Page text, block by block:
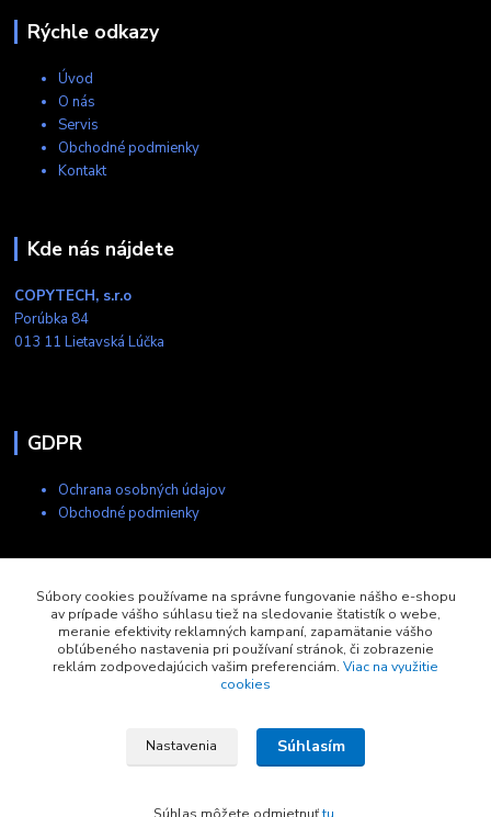
Rýchle odkazy
Úvod
O nás
Servis
Obchodné podmienky
Kontakt
Kde nás nájdete
COPYTECH, s.r.o
Porúbka 84
013 11 Lietavská Lúčka
GDPR
Ochrana osobných údajov
Obchodné podmienky
Kontakty
+421 903 704 275
8:00-17:00
Súbory cookies používame na správne fungovanie nášho e-shopu
av prípade vášho súhlasu tiež na sledovanie štatistík o webe,
meranie efektivity reklamných kampaní, zapamätanie vášho
obľúbeného nastavenia pri používaní stránok, či zobrazenie
reklám zodpovedajúcich vašim preferenciám. Viac na využitie
cookies
Nastavenia Súhlasím